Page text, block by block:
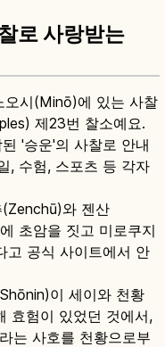
로 사랑받는
오시(Minō)에 있는 사찰
제23번 찰소예요.
'승운'의 사찰로 안내
, 수험, 스포츠 등 각자
와 젠산
초암을 짓고 미로쿠지
고 공식 사이트에서 안
이 세이와 천황
효험이 있었던 것에서,
는 사호를 천황으로부